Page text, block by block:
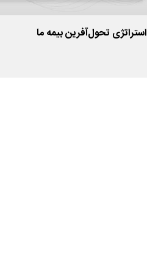
استراتژی تحول‌آفرین بیمه ما